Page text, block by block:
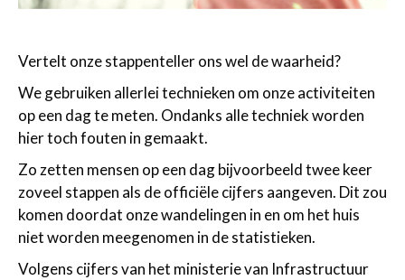
Vertelt onze stappenteller ons wel de waarheid?
We gebruiken allerlei technieken om onze activiteiten
op een dag te meten. Ondanks alle techniek worden
hier toch fouten in gemaakt.
Zo zetten mensen op een dag bijvoorbeeld twee keer
zoveel stappen als de officiële cijfers aangeven. Dit zou
komen doordat onze wandelingen in en om het huis
niet worden meegenomen in de statistieken.
Volgens cijfers van het ministerie van Infrastructuur